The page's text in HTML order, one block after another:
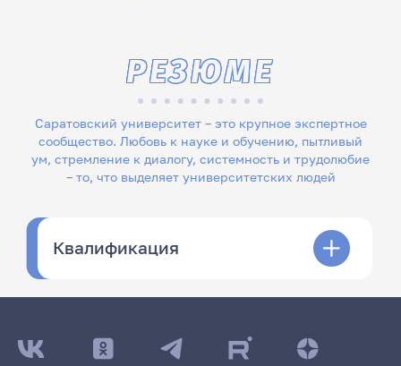
Саратовский университет – это крупное экспертное
сообщество. Любовь к науке и обучению, пытливый
ум, стремление к диалогу, системность и трудолюбие
– то, что выделяет университетских людей
РЕЗЮМЕ
Квалификация